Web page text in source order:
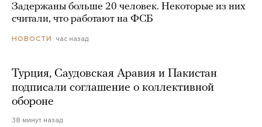
Задержаны больше 20 человек. Некоторые из них
считали, что работают на ФСБ
НОВОСТИ час назад
Турция, Саудовская Аравия и Пакистан
подписали соглашение о коллективной
обороне
38 минут назад